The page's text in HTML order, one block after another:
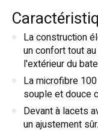
La construction
un confort tout
l'extérieur du
La microfibre
souple et douce
Devant à lacets
un ajustement sûr.